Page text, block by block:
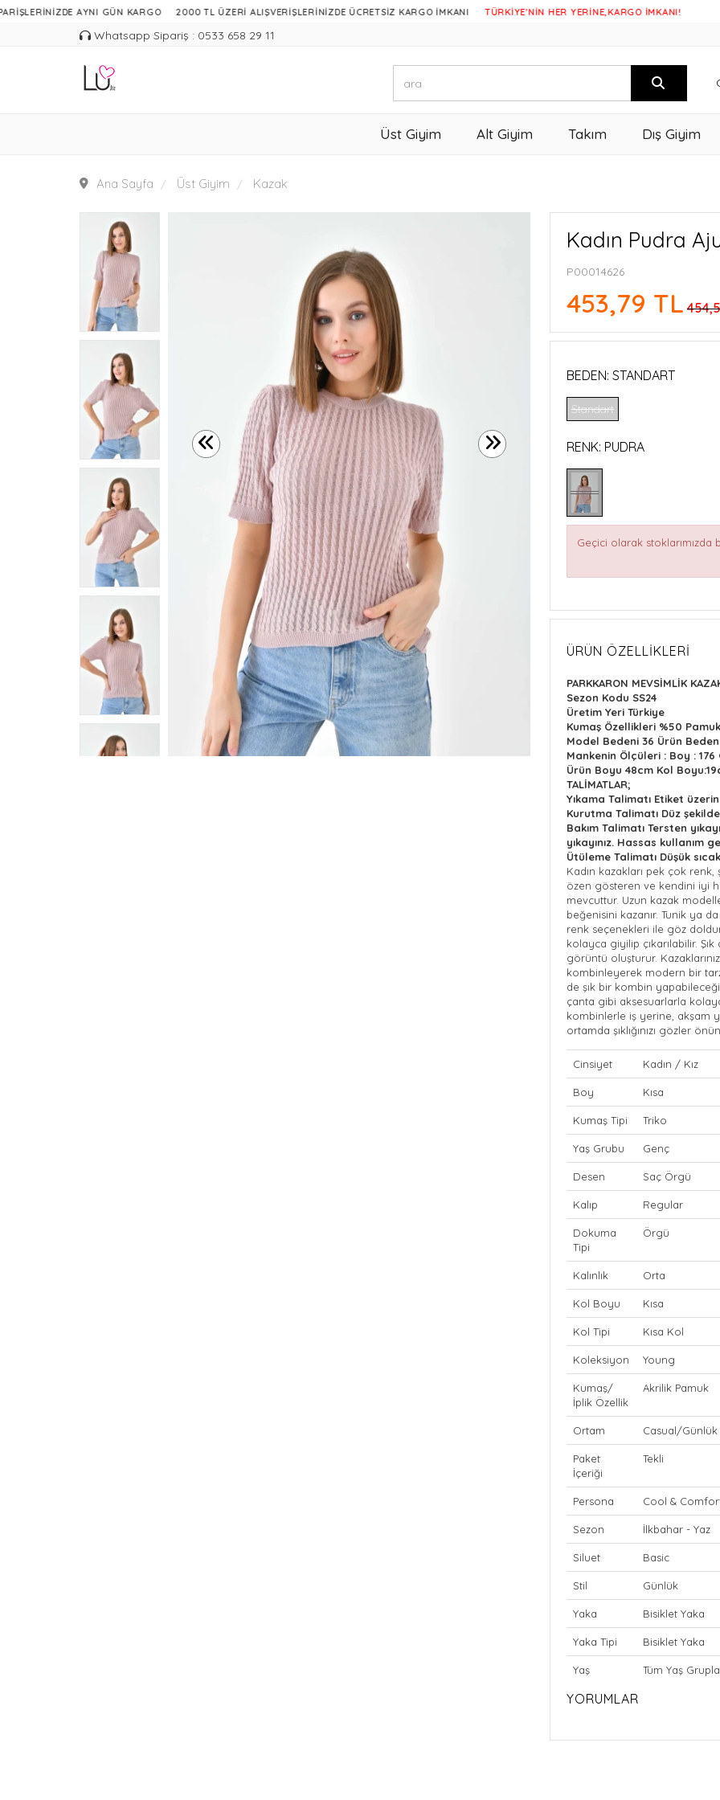
AYNI GÜN KARGO 2000 TL ÜZERİ ALIŞVERİŞLERİNİZDE ÜCRETSİZ KARGO İMKANI TÜRKİYE'NİN HER YERİNE,KARGO İMKANI!
Whatsapp Sipariş : 0533 658 29 11
Üst Giyim Alt Giyim Takım Dış Giyim
Ana Sayfa Üst Giyim Kazak
Kadın Pudra
P00014626
453,79 TL
BEDEN: STANDART
Standart
RENK: PUDRA
Geçici olarak stoklarımızda
ÜRÜN ÖZELLIKLERI
PARKKARON MEVSİMLİK
Sezon Kodu SS24
Üretim Yeri Türkiye
Kumaş Özellikleri %50
Model Bedeni 36 Ürün
Mankenin Ölçüleri : Boy :
Ürün Boyu 48cm Kol
TALİMATLAR;
Yıkama Talimatı Etiket
Kurutma Talimatı Düz
Bakım Talimatı Tersten
yıkayınız. Hassas kullanım
Ütüleme Talimatı Düşük
Kadın kazakları pek çok
özen gösteren ve kendini iyi
mevcuttur. Uzun kazak
beğenisini kazanır. Tunik ya
renk seçenekleri ile göz
kolayca giyilip çıkarılabilir.
görüntü oluşturur.
kombinleyerek modern bir
de şık bir kombin
çanta gibi aksesuarlarla
kombinlerle iş yerine, akşam
ortamda şıklığınızı gözler
Cinsiyet Kadın / Kız
Boy Kısa
Kumaş Tipi Triko
Yaş Grubu Genç
Desen Saç Örgü
Kalıp Regular
Dokuma
Tipi
Örgü
Kalınlık Orta
Kol Boyu Kısa
Kol Tipi Kısa Kol
Koleksiyon Young
Kumaş/
İplik Özellik
Akrilik Pamuk
Ortam Casual/Günlük
Paket
İçeriği
Tekli
Persona Cool &
Sezon İlkbahar - Yaz
Siluet Basic
Stil Günlük
Yaka Bisiklet Yaka
Yaka Tipi Bisiklet Yaka
Yaş Tüm Yaş
YORUMLAR